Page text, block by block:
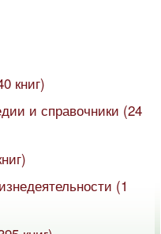
книг)
и справочники (24
(1